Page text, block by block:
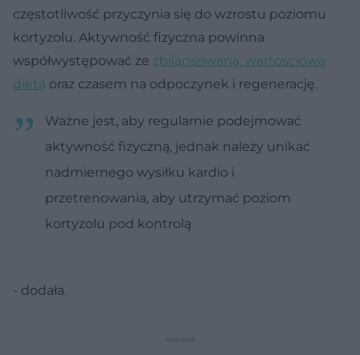
częstotliwość przyczynia się do wzrostu poziomu
kortyzolu. Aktywność fizyczna powinna
współwystępować ze zbilansowaną, wartościową
dietą oraz czasem na odpoczynek i regenerację.
Ważne jest, aby regularnie podejmować
aktywność fizyczną, jednak należy unikać
nadmiernego wysiłku kardio i
przetrenowania, aby utrzymać poziom
kortyzolu pod kontrolą
- dodała.